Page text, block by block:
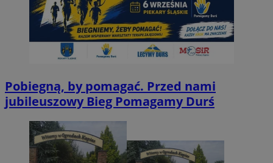
Pobiegną, by pomagać. Przed nami
jubileuszowy Bieg Pomagamy Durś